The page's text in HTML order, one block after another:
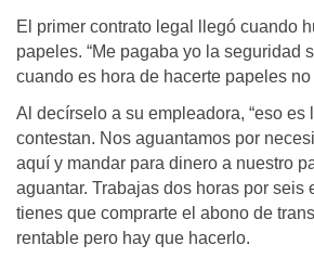
El primer contrato legal llegó cuando
papeles. “Me pagaba yo la seguridad
cuando es hora de hacerte papeles no
Al decírselo a su empleadora, “eso es
contestan. Nos aguantamos por
aquí y mandar para dinero a nuestro
aguantar. Trabajas dos horas por seis
tienes que comprarte el abono de
rentable pero hay que hacerlo.